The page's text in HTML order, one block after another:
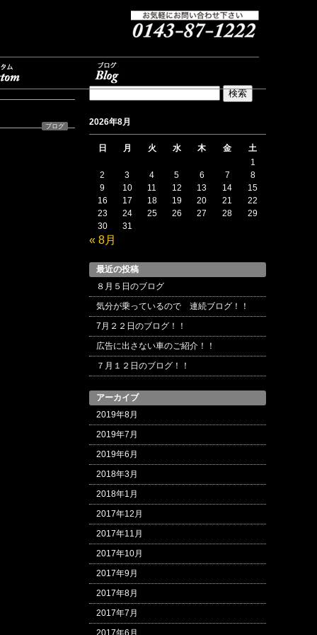
ブログ
検
2026年8月
日 月 火 水 木 金
土
1
2
3 4 5 6 7
8
9
10 11 12 13 14
15
16
17 18 19 20 21
22
23
24 25 26 27 28
29
30
31
« 8月
最近の投稿
８月５日のブログ
気分が乗っているので 連続ブログ！！
7月２２日のブログ！！
広告に出さない車のご紹介！！
７月１２日のブログ！！
アーカイブ
2019年8月
2019年7月
2019年6月
2018年3月
2018年1月
2017年12月
2017年11月
2017年10月
2017年9月
2017年8月
2017年7月
2017年6月